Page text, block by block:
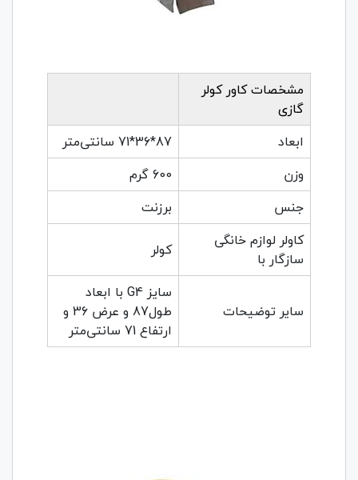
مشخصات کاور کولر
گازی
ابعاد
87*36*71 سانتی‌متر
وزن
600 گرم
جنس
برزنت
کاولر لوازم خانگی
سازگار با
کولر
سایر توضیحات
سایز G4 با ابعاد
طول87 و عرض 36 و
ارتفاع 71 سانتی‌متر